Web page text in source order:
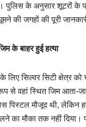
पुलिस के अनुसार शूटरों के
की जगहों की पूरी
के बाहर हुई हत्या
लिए सिल्वर सिटी क्षेत्र को
रूप से वहां स्थित जिम आता-
पिस्टल मौजूद थी, लेकिन
का मौका तक नहीं दिया।